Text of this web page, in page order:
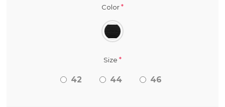
Color*
Size *
42 44 46